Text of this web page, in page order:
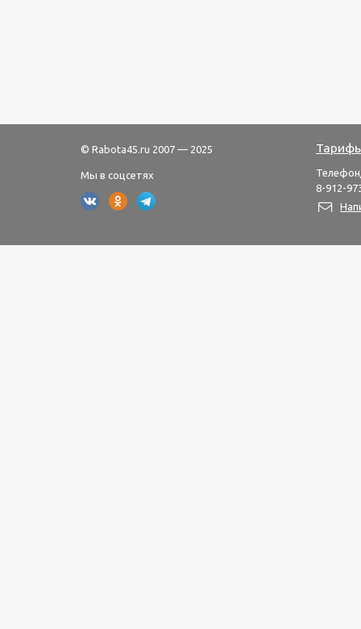
© Rabota45.ru 2007 — 2025
Мы в соцсетях
8-912-